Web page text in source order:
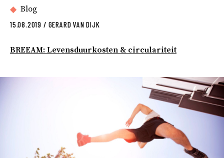
Blog
15.08.2019 / GERARD VAN DIJK
BREEAM: Levensduurkosten & circulariteit